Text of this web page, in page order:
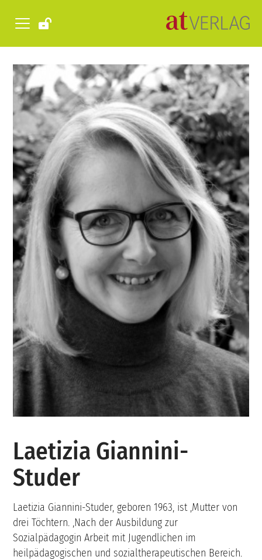
Laetizia Giannini-
Studer
Laetizia Giannini-Studer, geboren 1963, ist ,Mutter von
drei Töchtern. ,Nach der Ausbildung zur
Sozialpädagogin Arbeit mit Jugendlichen im
heilpädagogischen und sozialtherapeutischen Bereich.